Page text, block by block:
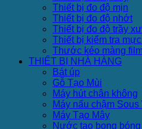
Thiết bị đo độ mịn
Thiết bị đo độ nhớt
Thiết bị đo độ trầy
Thiết bị kiểm tra
Thước kéo màng
THIẾT BỊ NHÀ HÀNG
Bát úp
Gỗ Tạo Mùi
Máy hút chân không
Máy nấu chậm Sous
Máy Tạo Mây
Nước tạo bong